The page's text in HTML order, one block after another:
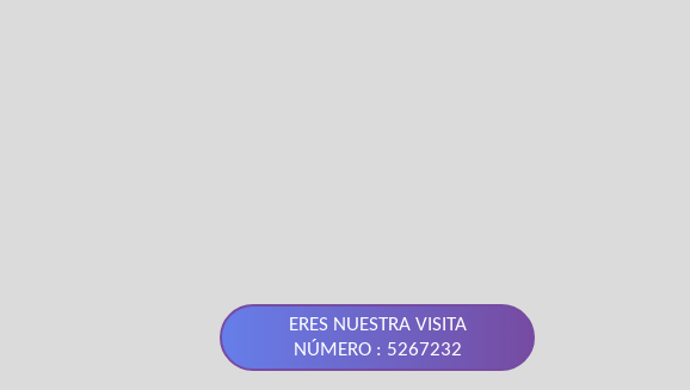
ERES NUESTRA VISITA
NÚMERO : 5267232